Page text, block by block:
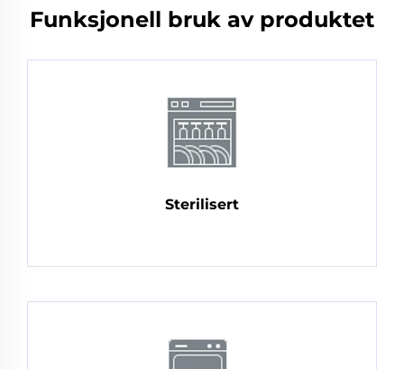
Funksjonell bruk av produktet
Sterilisert